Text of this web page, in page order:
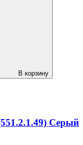
В корзину
Серый